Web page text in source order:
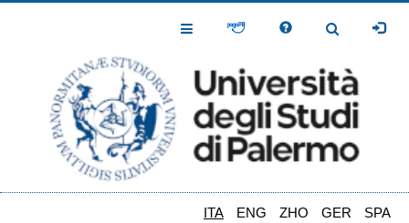
Toggle
Toggle
ITA ENG ZHO GER SPA